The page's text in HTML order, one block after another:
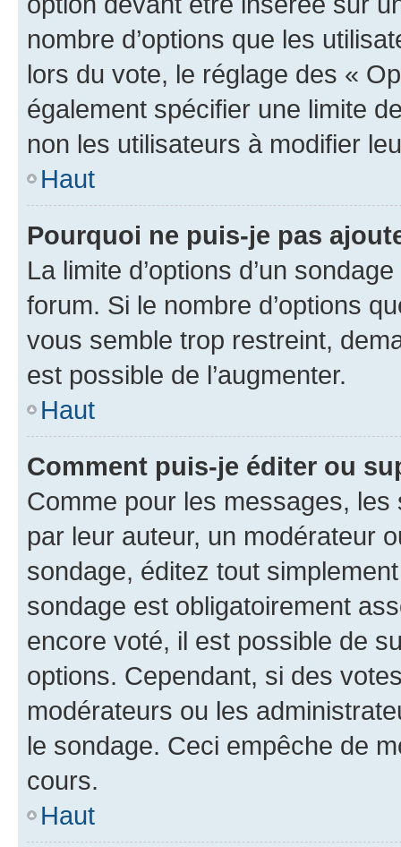
nombre d’options que les
lors du vote, le réglage des «
également spécifier une limite
non les utilisateurs à modifier
Haut
Pourquoi ne puis-je pas
La limite d’options d’un
forum. Si le nombre d’options
vous semble trop restreint,
est possible de l’augmenter.
Haut
Comment puis-je éditer ou
Comme pour les messages,
par leur auteur, un modérateur
sondage, éditez tout
sondage est obligatoirement
encore voté, il est possible de
options. Cependant, si des
modérateurs ou les
le sondage. Ceci empêche de
cours.
Haut